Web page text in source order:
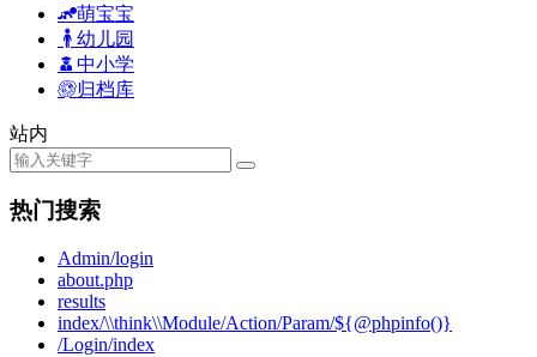
萌宝宝
幼儿园
中小学
归档库
站内
热门搜索
Admin/login
about.php
results
index/\\think\\Module/Action/Param/${@phpinfo()}
/Login/index